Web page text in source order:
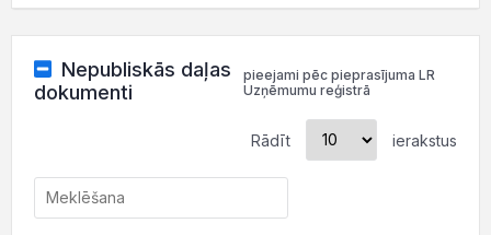
Nepubliskās daļas
dokumenti
pieejami pēc pieprasījuma LR
Uzņēmumu reģistrā
Rādīt ierakstus